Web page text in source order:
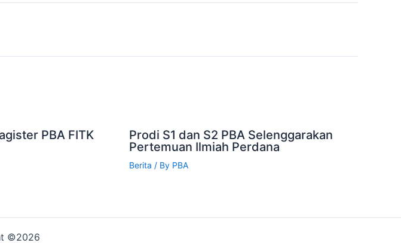
PBA FITK
Prodi S1 dan S2 PBA Selenggarakan
Pertemuan Ilmiah Perdana
Berita / By PBA
©2026